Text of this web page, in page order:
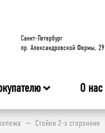
Cанкт-Петербург
пр. Александровской Фермы, 29
О нас
Стойки 2-х сторонние